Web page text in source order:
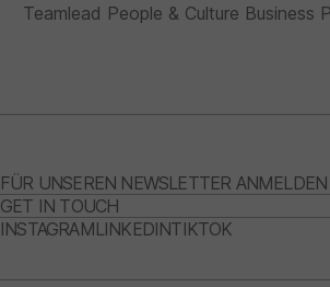
Teamlead People & Culture Business
FÜR UNSEREN NEWSLETTER ANMELDEN
GET IN TOUCH
INSTAGRAMLINKEDINTIKTOK